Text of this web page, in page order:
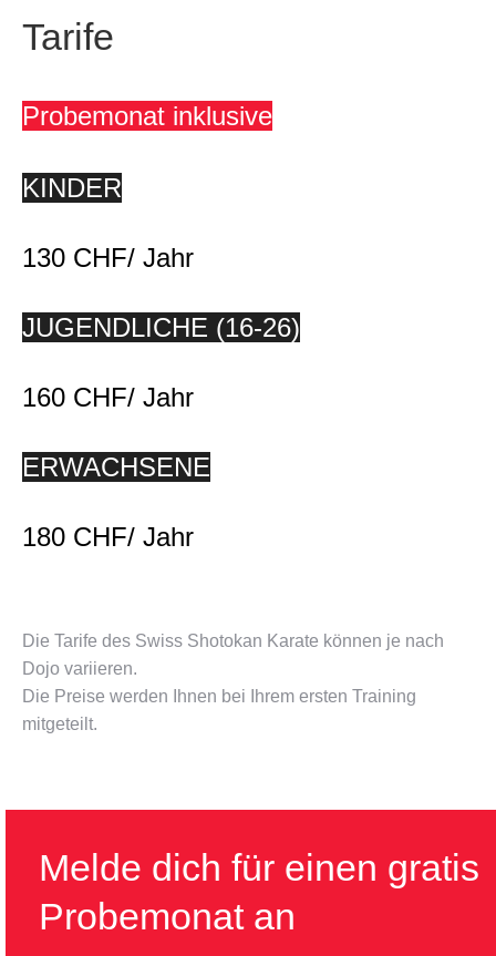
Tarife
Probemonat inklusive
KINDER
130 CHF/ Jahr
JUGENDLICHE (16-26)
160 CHF/ Jahr
ERWACHSENE
180 CHF/ Jahr
Die Tarife des Swiss Shotokan Karate können je nach
Dojo variieren.
Die Preise werden Ihnen bei Ihrem ersten Training
mitgeteilt.
Melde dich für einen gratis
Probemonat an